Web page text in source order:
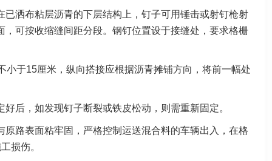
洒布粘层沥青的下层结构上，钉子可用锤击或射钉枪射
可按收缩缝间距分段。钢钉位置设于接缝处，要求格栅
于15厘米，纵向搭接应根据沥青摊铺方向，将前一幅处
后，如发现钉子断裂或铁皮松动，则需重新固定。
路表面粘牢固，严格控制运送混合料的车辆出入，在格
损伤。